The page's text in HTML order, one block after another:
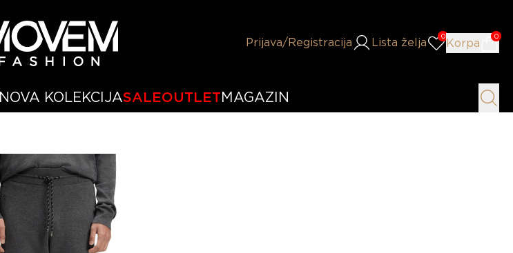
Prijava/Registracija Lista želja
0
Korpa
0
NOVA KOLEKCIJASALEOUTLET MAGAZIN